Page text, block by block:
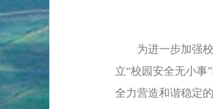
为进一步加强校
立“校园安全无小事
全力营造和谐稳定的